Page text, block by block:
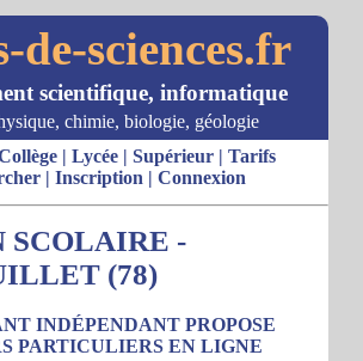
de-sciences.fr
scientifique, informatique
chimie, biologie, géologie
| Lycée| Supérieur| Tarifs
| Inscription | Connexion
SCOLAIRE -
(78)
INDÉPENDANT PROPOSE
PARTICULIERS EN LIGNE